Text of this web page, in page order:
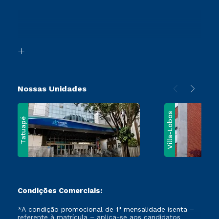
Vestibular Solidário
Nossas Unidades
Tatuapé Villa-Lobos
Condições Comerciais:
*A condição promocional de 1ª mensalidade isenta –
referente à matrícula – aplica-se aos candidatos